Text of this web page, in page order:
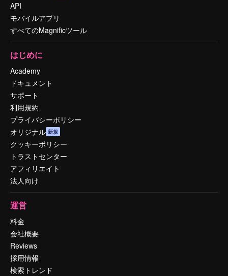
API
モバイルアプリ
すべてのMagnificツール
はじめに
Academy
ドキュメント
サポート
利用規約
プライバシーポリシー
オリジナル 新規
クッキーポリシー
トラストセンター
アフィリエイト
法人向け
運営
料金
会社概要
Reviews
採用情報
検索トレンド